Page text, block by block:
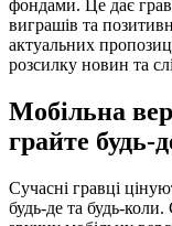
фондами. Це дає
виграшів та
актуальних
розсилку новин та
Мобільна
грайте будь-
Сучасні гравці
будь-де та будь-